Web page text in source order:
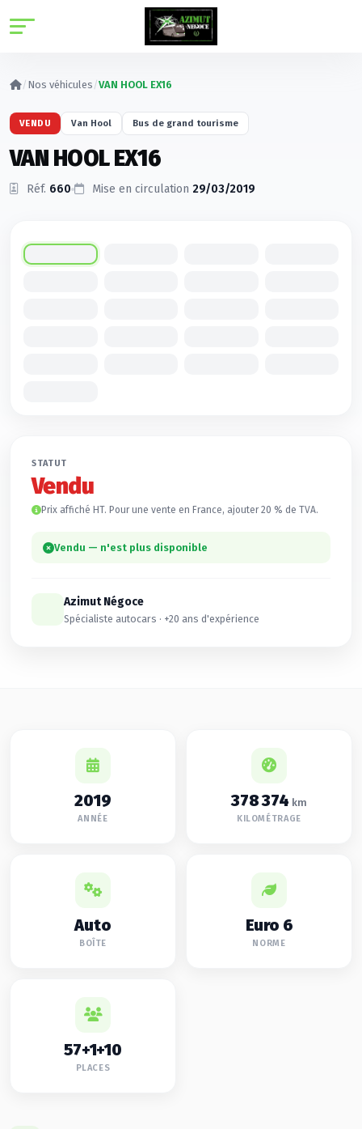
/ Nos véhicules /VAN HOOL EX16
VENDU Van Hool Bus de grand tourisme
VAN HOOL EX16
Réf. 660 Mise en circulation 29/03/2019
STATUT
Vendu
Prix affiché HT. Pour une vente en France, ajouter 20 % de TVA.
Vendu — n'est plus disponible
Azimut Négoce
Spécialiste autocars · +20 ans d'expérience
2019
ANNÉE
378 374 km
KILOMÉTRAGE
Auto
BOÎTE
Euro 6
NORME
57+1+10
PLACES
Panneau de gestion des cookies